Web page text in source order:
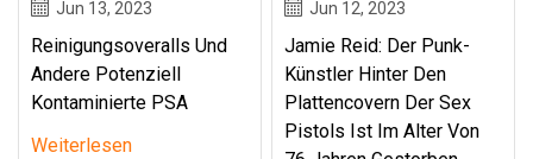
Jun 13, 2023
Reinigungsoveralls Und
Andere Potenziell
Kontaminierte PSA
Weiterlesen
Jun 12, 2023
Jamie Reid: Der Punk-
Künstler Hinter Den
Plattencovern Der Sex
Pistols Ist Im Alter Von